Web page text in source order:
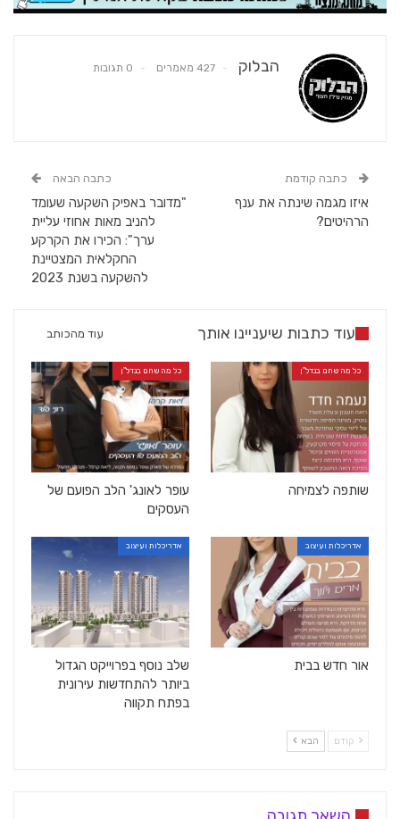
הבלוק 427 מאמרים 0 תגובות
כתבה קודמת
איזו מגמה שינתה את ענף
הרהיטים?
כתבה הבאה
"מדובר באפיק השקעה שעומד
להניב מאות אחוזי עליית
ערך": הכירו את הקרקע
החקלאית המצטיינת
להשקעה בשנת 2023
עוד כתבות שיעניינו אותך עוד מהכותב
כל מה שחם בנדל"ן
שותפה לצמיחה
כל מה שחם בנדל"ן
עופר לאונג' הלב הפועם של
העסקים
אדריכלות ועיצוב
אור חדש בבית
אדריכלות ועיצוב
שלב נוסף בפרוייקט הגדול
ביותר להתחדשות עירונית
בפתח תקווה
קודם הבא